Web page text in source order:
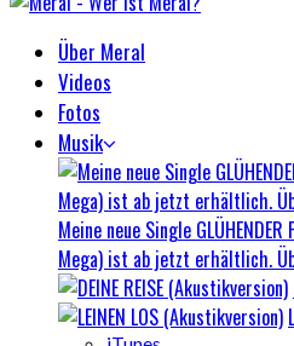
Über Meral
Videos
Fotos
Musik
Meine neue Single
Mega) ist ab jetzt erhältlich.